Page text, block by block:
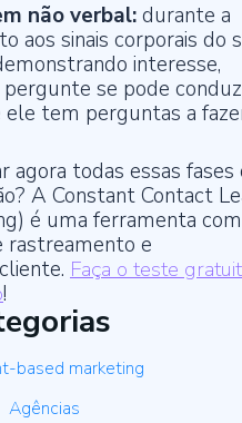
não verbal:durante a
aos sinais corporais do
interesse,
se pode
tem perguntas a
agora todas essas fases
A Constant Contact
é uma ferramenta com
rastreamento e
Faça o teste
!
based marketing
Agências